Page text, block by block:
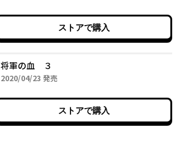
ストアで購入
将軍の血 ３
2020/04/23 2020年04月23日
発売
ストアで購入